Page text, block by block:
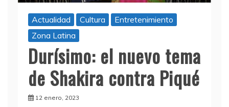
Actualidad Cultura
Entretenimiento
Zona Latina
Durísimo: el nuevo tema
de Shakira contra Piqué
12 enero, 2023